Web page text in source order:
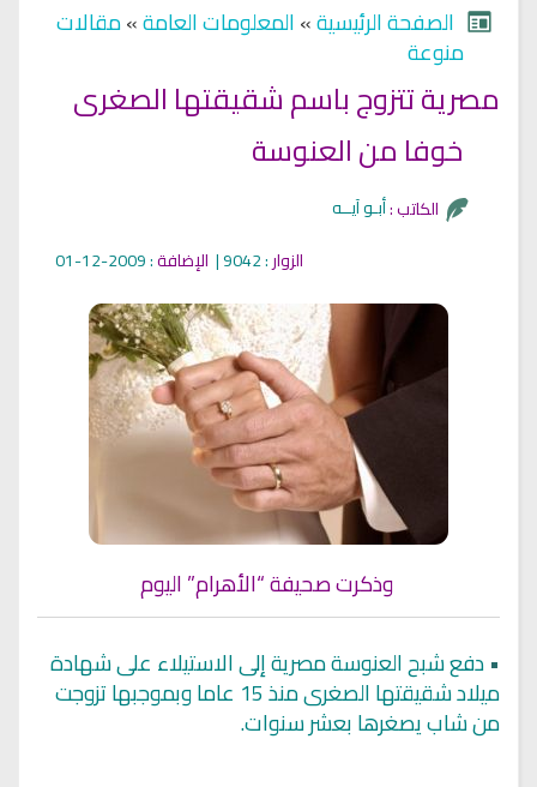
الصفحة الرئيسية»المعلومات العامة»مقالات
منوعة
مصرية تتزوج باسم شقيقتها الصغرى
الكاتب :
الزوار: 9042 | الإضافة: 2009-12-01
وذكرت صحيفة “الأهرام” اليوم
•دفع شبح العنوسة مصرية إلى الاستيلاء على شهادة
ميلاد شقيقتها الصغرى منذ 15 عاما وبموجبها تزوجت
من شاب يصغرها بعشر سنوات.